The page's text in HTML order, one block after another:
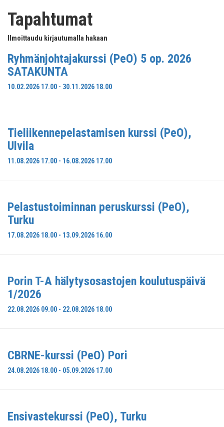
Tapahtumat
Ilmoittaudu kirjautumalla hakaan
Ryhmänjohtajakurssi (PeO) 5 op. 2026
SATAKUNTA
10.02.2026 17.00 - 30.11.2026 18.00
Tieliikennepelastamisen kurssi (PeO),
Ulvila
11.08.2026 17.00 - 16.08.2026 17.00
Pelastustoiminnan peruskurssi (PeO),
Turku
17.08.2026 18.00 - 13.09.2026 16.00
Porin T-A hälytysosastojen koulutuspäivä
1/2026
22.08.2026 09.00 - 22.08.2026 18.00
CBRNE-kurssi (PeO) Pori
24.08.2026 18.00 - 05.09.2026 17.00
Ensivastekurssi (PeO), Turku